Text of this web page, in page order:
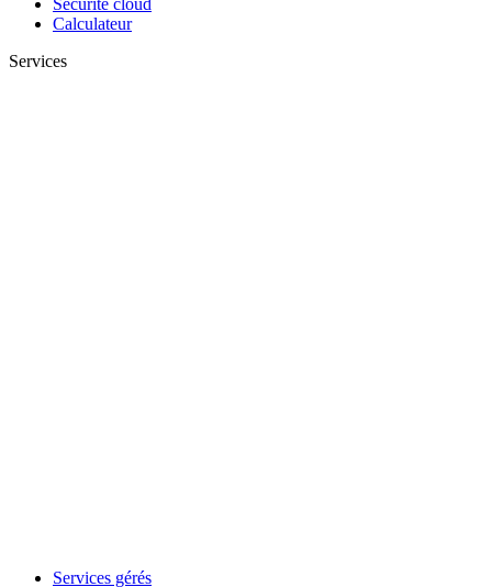
Sécurité cloud
Calculateur
Services
Services gérés